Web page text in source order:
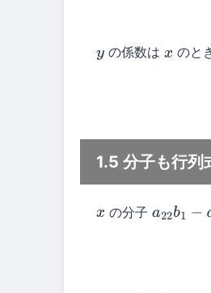
yの係数は x のと
1.5 分子も行列
x の分子a22b1 −a